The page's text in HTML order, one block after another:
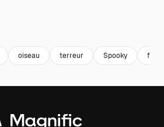
oiseau terreur Spooky